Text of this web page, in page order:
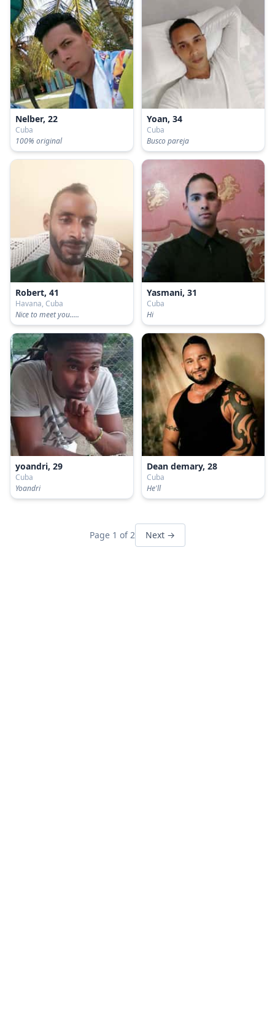
Nelber, 22
Cuba
100% original
Yoan, 34
Cuba
Busco pareja
Robert, 41
Havana, Cuba
Nice to meet you.....
Yasmani, 31
Cuba
Hi
yoandri, 29
Cuba
Yoandri
Dean demary, 28
Cuba
He'll
Page 1 of 2 Next →